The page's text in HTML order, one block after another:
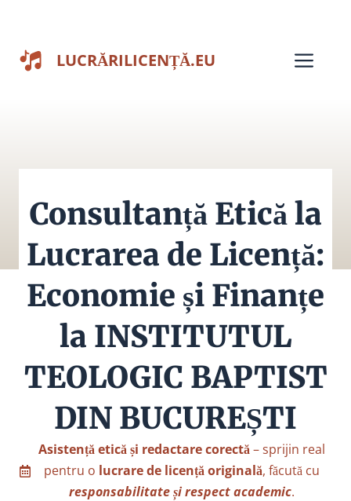
conținut
LUCRĂRILICENȚĂ.EU
Consultanță Etică la
Lucrarea de Licență:
Economie și Finanțe
la INSTITUTUL
TEOLOGIC BAPTIST
DIN BUCUREȘTI
Asistență etică și redactare corectă– sprijin real
pentru o lucrare de licență originală, făcută cu
responsabilitate și respect academic.